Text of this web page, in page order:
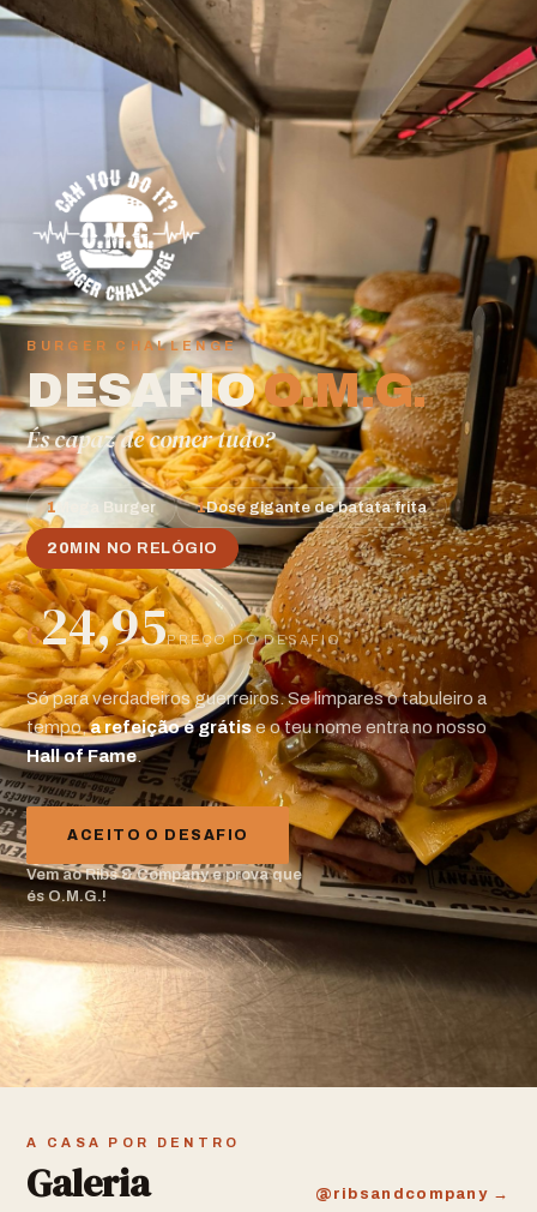
BURGER CHALLENGE
DESAFIOO.M.G.
És capaz de comer tudo?
1 Mega Burger 1Dose gigante de batata frita
20 MIN NO RELÓGIO
€24,95PREÇO DO DESAFIO
Só para verdadeiros guerreiros. Se limpares o tabuleiro a
tempo,a refeição é grátise o teu nome entra no nosso
Hall of Fame.
ACEITO O DESAFIO
Vem ao Ribs & Company e prova que
és O.M.G.!
A CASA POR DENTRO
Galeria @ribsandcompany →